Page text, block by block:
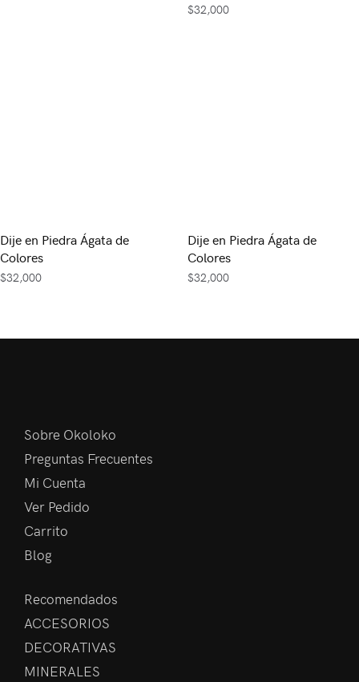
$32,000
Dije en Piedra Ágata de
Colores
$32,000
Dije en Piedra Ágata de
Colores
$32,000
Sobre Okoloko
Preguntas Frecuentes
Mi Cuenta
Ver Pedido
Carrito
Blog
Recomendados
ACCESORIOS
DECORATIVAS
MINERALES